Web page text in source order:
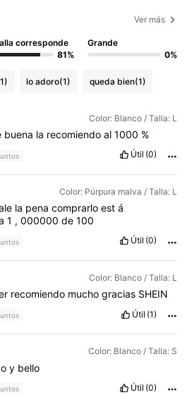
Ver más
corresponde
81%
Grande
0%
lo adoro(1) queda bien(1)
Color: Blanco / Talla: L
buena la recomiendo al 1000 %
Útil (0)
Color: Púrpura malva / Talla: L
la penacomprarloestá
1 ,000000de100
Útil (0)
Color: Blanco / Talla: L
recomiendo muchogracias SHEIN
Útil (1)
Color: Blanco / Talla: S
y bello
Útil (0)